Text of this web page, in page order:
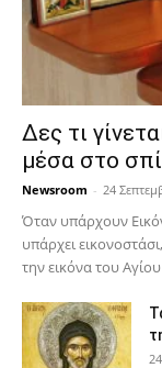
Δες τι
μέσα στο
Newsroom - 24
Όταν υπάρχουν
υπάρχει
την εικόνα του